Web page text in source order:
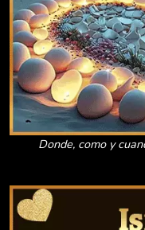
Donde, como y